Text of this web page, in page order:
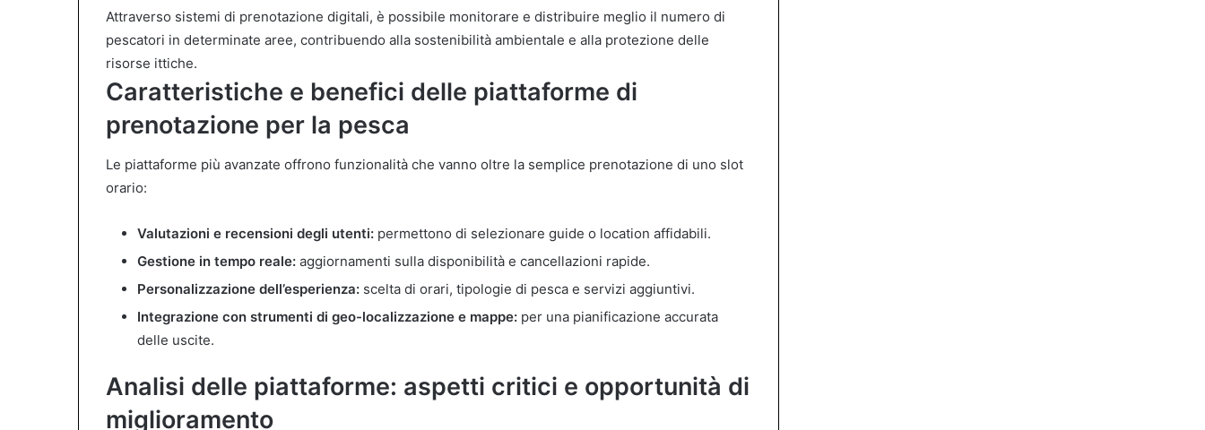
Attraverso sistemi di prenotazione digitali, è possibile monitorare e distribuire meglio il numero di
pescatori in determinate aree, contribuendo alla sostenibilità ambientale e alla protezione delle
risorse ittiche.
Caratteristiche e benefici delle piattaforme di
prenotazione per la pesca
Le piattaforme più avanzate offrono funzionalità che vanno oltre la semplice prenotazione di uno slot
orario:
Valutazioni e recensioni degli utenti: permettono di selezionare guide o location affidabili.
Gestione in tempo reale: aggiornamenti sulla disponibilità e cancellazioni rapide.
Personalizzazione dell’esperienza: scelta di orari, tipologie di pesca e servizi aggiuntivi.
Integrazione con strumenti di geo-localizzazione e mappe: per una pianificazione accurata
delle uscite.
Analisi delle piattaforme: aspetti critici e opportunità di
miglioramento